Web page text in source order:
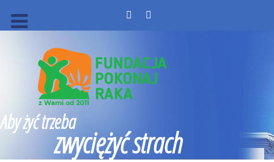
Aby żyć trzeba
zwyciężyć strach